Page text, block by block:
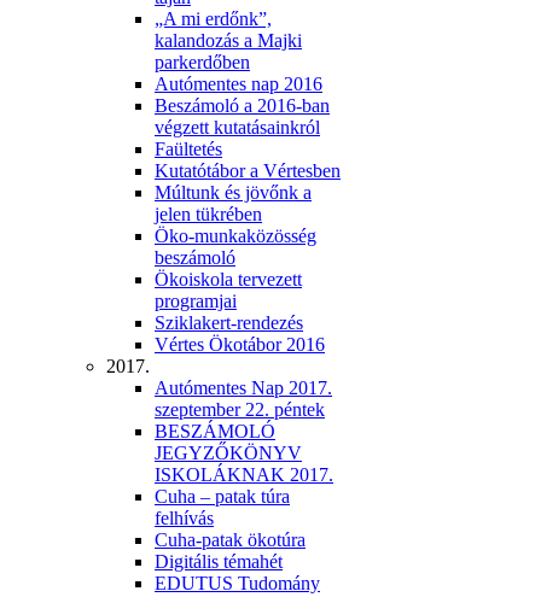
„A mi erdőnk”,
kalandozás a Majki
parkerdőben
Autómentes nap 2016
Beszámoló a 2016-ban
végzett kutatásainkról
Faültetés
Kutatótábor a Vértesben
Múltunk és jövőnk a
jelen tükrében
Öko-munkaközösség
beszámoló
Ökoiskola tervezett
programjai
Sziklakert-rendezés
Vértes Ökotábor 2016
2017.
Autómentes Nap 2017.
szeptember 22. péntek
BESZÁMOLÓ
JEGYZŐKÖNYV
ISKOLÁKNAK 2017.
Cuha – patak túra
felhívás
Cuha-patak ökotúra
Digitális témahét
EDUTUS Tudomány